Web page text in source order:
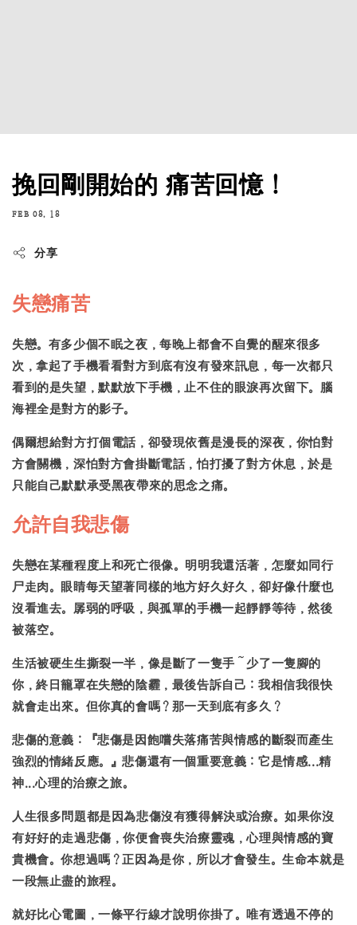
挽回剛開始的 痛苦回憶！
FEB 08, 18
分享
失戀痛苦
失戀。有多少個不眠之夜，每晚上都會不自覺的醒來很多
次，拿起了手機看看對方到底有沒有發來訊息，每一次都只
看到的是失望，默默放下手機，止不住的眼淚再次留下。腦
海裡全是對方的影子。
偶爾想給對方打個電話，卻發現依舊是漫長的深夜，你怕對
方會關機，深怕對方會掛斷電話，怕打擾了對方休息，於是
只能自己默默承受黑夜帶來的思念之痛。
允許自我悲傷
失戀在某種程度上和死亡很像。明明我還活著，怎麼如同行
尸走肉。眼睛每天望著同樣的地方好久好久，卻好像什麼也
沒看進去。孱弱的呼吸，與孤單的手機一起靜靜等待，然後
被落空。
生活被硬生生撕裂一半，像是斷了一隻手～少了一隻腳的
你，終日籠罩在失戀的陰霾，最後告訴自己：我相信我很快
就會走出來。但你真的會嗎？那一天到底有多久？
悲傷的意義：『悲傷是因飽嚐失落痛苦與情感的斷裂而產生
強烈的情緒反應。』悲傷還有一個重要意義：它是情感...精
神...心理的治療之旅。
人生很多問題都是因為悲傷沒有獲得解決或治療。如果你沒
有好好的走過悲傷，你便會喪失治療靈魂，心理與情感的寶
貴機會。你想過嗎？正因為是你，所以才會發生。生命本就是
一段無止盡的旅程。
就好比心電圖，一條平行線才說明你掛了。唯有透過不停的